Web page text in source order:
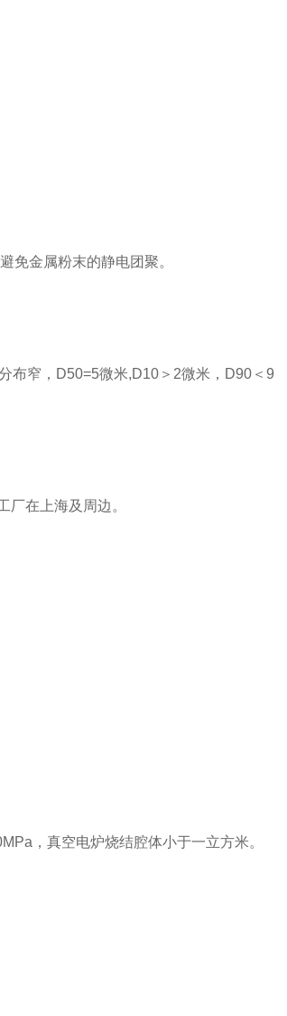
免金属粉末的静电团聚。
布窄，D50=5微米,D10＞2微米，D90＜9
在上海及周边。
，真空电炉烧结腔体小于一立方米。